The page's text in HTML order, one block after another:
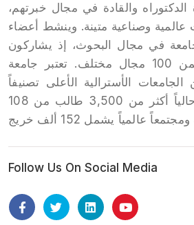
والقادة في مجال خبرتهم،
وصناعية متينة. وينشط أعضاء
في مجال البحوث، إذ يشاركون
في أنشطة بحثية ضمن 100 مجال مختلف. تعتبر جامعة
الأسترالية الأعلى تصنيفاً
في الإمارات، وتضم حالياً أكثر من 3,500 طالب من 108
Follow Us On Social Media